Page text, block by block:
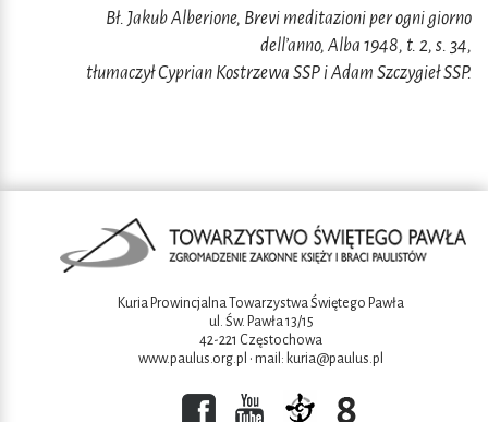
Bł. Jakub Alberione, Brevi meditazioni per ogni giorno
dell’anno, Alba 1948, t. 2, s. 34,
tłumaczył Cyprian Kostrzewa SSP i Adam Szczygieł SSP.
Kuria Prowincjalna Towarzystwa Świętego Pawła
ul. Św. Pawła 13/15
42-221 Częstochowa
www.paulus.org.pl • mail: kuria@paulus.pl